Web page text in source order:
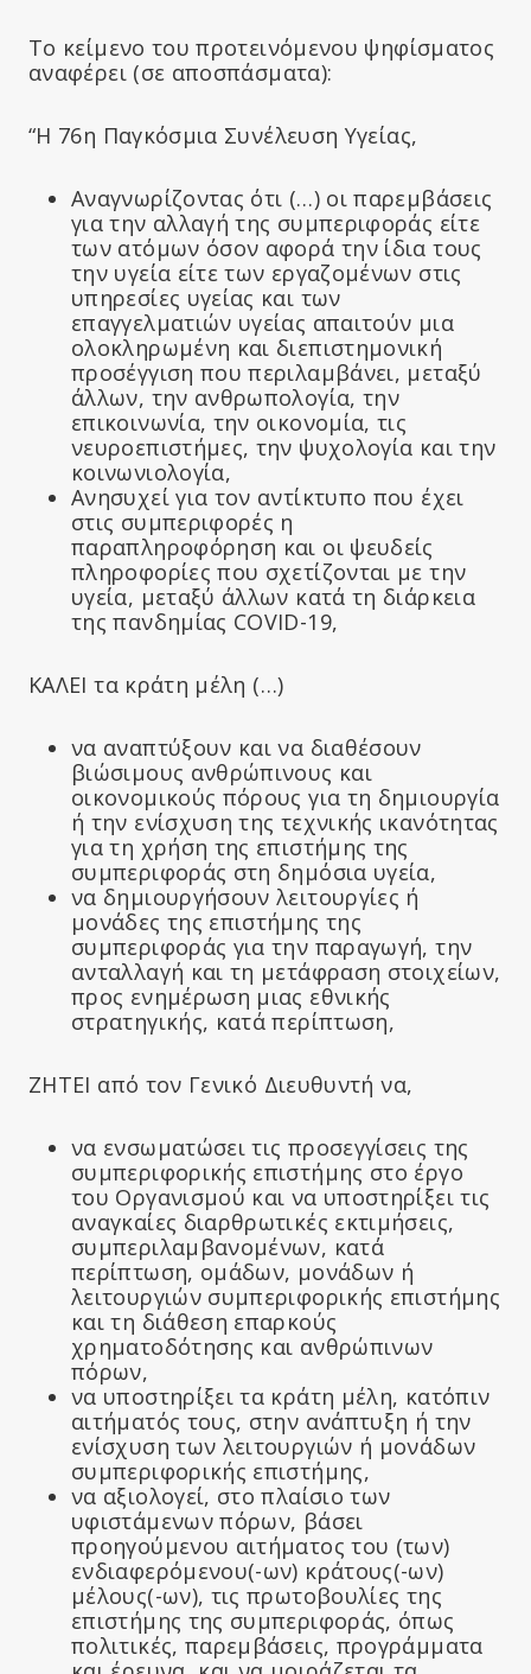
Το κείμενο του προτεινόμενου ψηφίσματος
αναφέρει (σε αποσπάσματα):
“Η 76η Παγκόσμια Συνέλευση Υγείας,
Αναγνωρίζοντας ότι (…) οι παρεμβάσεις
για την αλλαγή της συμπεριφοράς είτε
των ατόμων όσον αφορά την ίδια τους
την υγεία είτε των εργαζομένων στις
υπηρεσίες υγείας και των
επαγγελματιών υγείας απαιτούν μια
ολοκληρωμένη και διεπιστημονική
προσέγγιση που περιλαμβάνει, μεταξύ
άλλων, την ανθρωπολογία, την
επικοινωνία, την οικονομία, τις
νευροεπιστήμες, την ψυχολογία και την
κοινωνιολογία,
Ανησυχεί για τον αντίκτυπο που έχει
στις συμπεριφορές η
παραπληροφόρηση και οι ψευδείς
πληροφορίες που σχετίζονται με την
υγεία, μεταξύ άλλων κατά τη διάρκεια
της πανδημίας COVID-19,
ΚΑΛΕΙ τα κράτη μέλη (…)
να αναπτύξουν και να διαθέσουν
βιώσιμους ανθρώπινους και
οικονομικούς πόρους για τη δημιουργία
ή την ενίσχυση της τεχνικής ικανότητας
για τη χρήση της επιστήμης της
συμπεριφοράς στη δημόσια υγεία,
να δημιουργήσουν λειτουργίες ή
μονάδες της επιστήμης της
συμπεριφοράς για την παραγωγή, την
ανταλλαγή και τη μετάφραση στοιχείων,
προς ενημέρωση μιας εθνικής
στρατηγικής, κατά περίπτωση,
ΖΗΤΕΙ από τον Γενικό Διευθυντή να,
να ενσωµατώσει τις προσεγγίσεις της
συµπεριφορικής επιστήµης στο έργο
του Οργανισµού και να υποστηρίξει τις
αναγκαίες διαρθρωτικές εκτιµήσεις,
συµπεριλαµβανοµένων, κατά
περίπτωση, οµάδων, µονάδων ή
λειτουργιών συµπεριφορικής επιστήµης
και τη διάθεση επαρκούς
χρηµατοδότησης και ανθρώπινων
πόρων,
να υποστηρίξει τα κράτη μέλη, κατόπιν
αιτήματός τους, στην ανάπτυξη ή την
ενίσχυση των λειτουργιών ή μονάδων
συμπεριφορικής επιστήμης,
να αξιολογεί, στο πλαίσιο των
υφιστάμενων πόρων, βάσει
προηγούμενου αιτήματος του (των)
ενδιαφερόμενου(-ων) κράτους(-ων)
μέλους(-ων), τις πρωτοβουλίες της
επιστήμης της συμπεριφοράς, όπως
πολιτικές, παρεμβάσεις, προγράμματα